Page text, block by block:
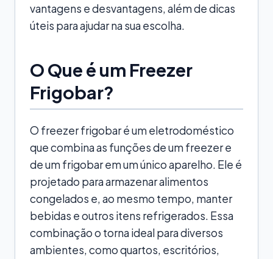
vantagens e desvantagens, além de dicas
úteis para ajudar na sua escolha.
O Que é um Freezer
Frigobar?
O freezer frigobar é um eletrodoméstico
que combina as funções de um freezer e
de um frigobar em um único aparelho. Ele é
projetado para armazenar alimentos
congelados e, ao mesmo tempo, manter
bebidas e outros itens refrigerados. Essa
combinação o torna ideal para diversos
ambientes, como quartos, escritórios,